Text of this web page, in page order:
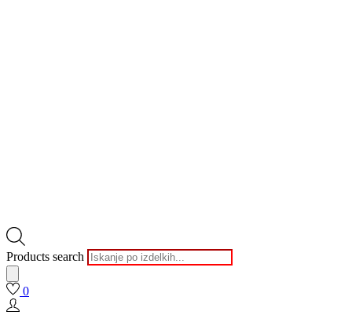
Products search
0